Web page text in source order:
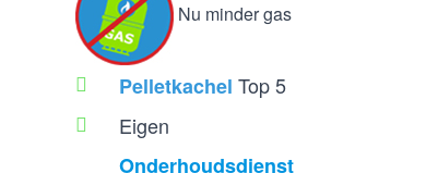
Nu minder gas
Pelletkachel Top 5
Eigen
Onderhoudsdienst